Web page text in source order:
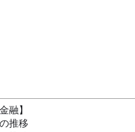
融】
推移